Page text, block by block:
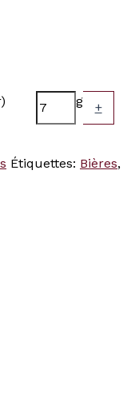
g +
Étiquettes: Bières,